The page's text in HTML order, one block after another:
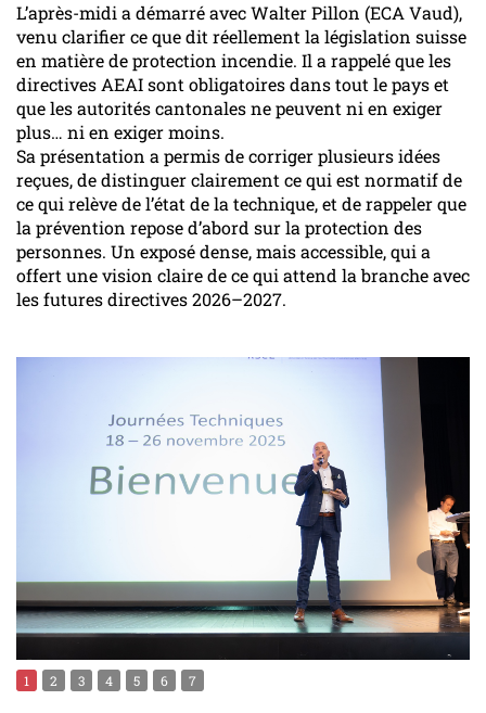
L’après-midi a démarré avec Walter Pillon (ECA Vaud),
venu clarifier ce que dit réellement la législation suisse
en matière de protection incendie. Il a rappelé que les
directives AEAI sont obligatoires dans tout le pays et
que les autorités cantonales ne peuvent ni en exiger
plus… ni en exiger moins.
Sa présentation a permis de corriger plusieurs idées
reçues, de distinguer clairement ce qui est normatif de
ce qui relève de l’état de la technique, et de rappeler que
la prévention repose d’abord sur la protection des
personnes. Un exposé dense, mais accessible, qui a
offert une vision claire de ce qui attend la branche avec
les futures directives 2026–2027.
1 2 3 4 5 6 7